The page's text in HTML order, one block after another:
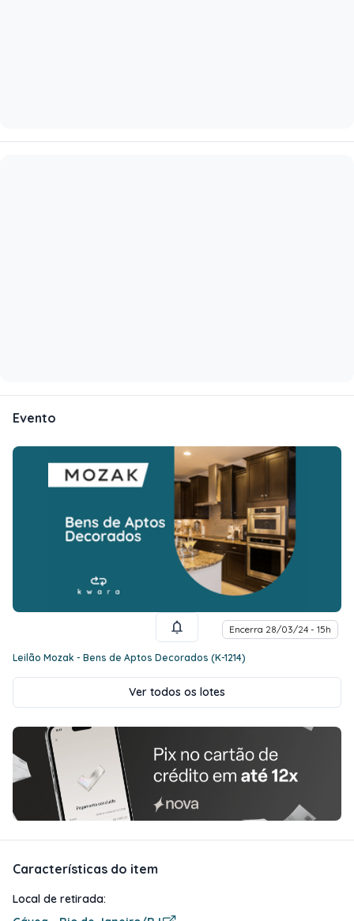
Evento
Encerra 28/03/24 - 15h
Leilão Mozak - Bens de Aptos Decorados (K-1214)
Ver todos os lotes
Características do item
Local de retirada: